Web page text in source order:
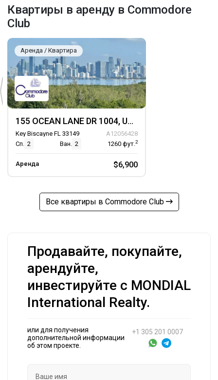
Квартиры в аренду в Commodore
Club
Аренда / Квартира
155 OCEAN LANE DR 1004, Unit 1004
Key Biscayne FL 33149
A12056428
Сп. 2 Ван. 2 1260 фут.2
Аренда $6,900
Все квартиры в Commodore Club
Продавайте, покупайте,
арендуйте,
инвестируйте с MONDIAL
International Realty.
или для получения
дополнительной информации
об этом проекте.
+1 305 201 0007